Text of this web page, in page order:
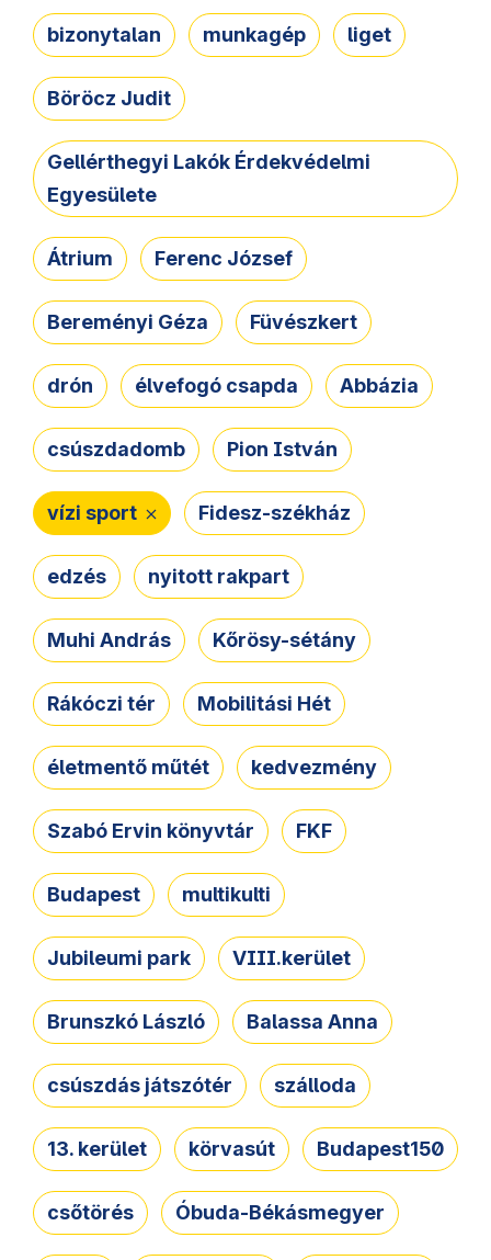
bizonytalan munkagép liget
Böröcz Judit
Gellérthegyi Lakók Érdekvédelmi
Egyesülete
Átrium Ferenc József
Bereményi Géza Füvészkert
drón élvefogó csapda Abbázia
csúszdadomb Pion István
vízi sport Fidesz-székház
edzés nyitott rakpart
Muhi András Kőrösy-sétány
Rákóczi tér Mobilitási Hét
életmentő műtét kedvezmény
Szabó Ervin könyvtár FKF
Budapest multikulti
Jubileumi park VIII.kerület
Brunszkó László Balassa Anna
csúszdás játszótér szálloda
13. kerület körvasút Budapest150
csőtörés Óbuda-Békásmegyer